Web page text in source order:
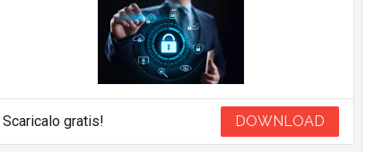
Scaricalo gratis! DOWNLOAD